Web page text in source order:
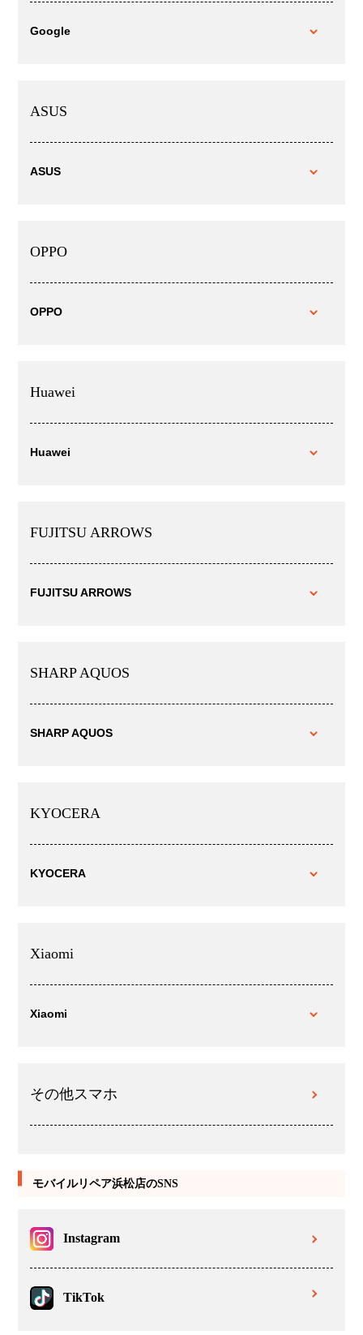
Google
ASUS
ASUS
OPPO
OPPO
Huawei
Huawei
FUJITSU ARROWS
FUJITSU ARROWS
SHARP AQUOS
SHARP AQUOS
KYOCERA
KYOCERA
Xiaomi
Xiaomi
その他スマホ
モバイルリペア浜松店のSNS
Instagram
TikTok